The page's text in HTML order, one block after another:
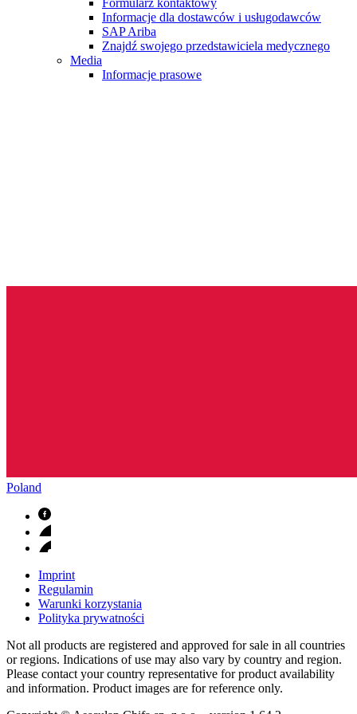
Formularz kontaktowy
Informacje dla dostawców i usługodawców
SAP Ariba
Znajdź swojego przedstawiciela medycznego
Media
Informacje prasowe
Poland
Imprint
Regulamin
Warunki korzystania
Polityka prywatności
Not all products are registered and approved for sale in all countries
or regions. Indications of use may also vary by country and region.
Please contact your country representative for product availability
and information. Product images are for reference only.